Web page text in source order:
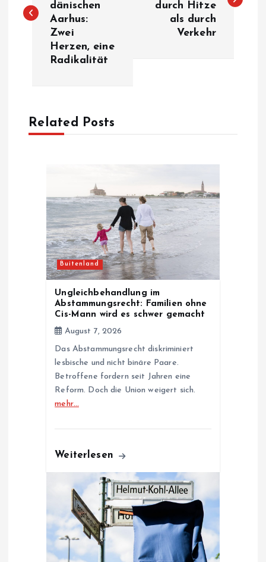
s
v
dänischen
Aarhus:
Zwei
Herzen, eine
Radikalität
durch Hitze
als durch
Verkehr
Related Posts
Buitenland
Ungleichbehandlung im
Abstammungsrecht: Familien ohne
Cis-Mann wird es schwer gemacht
August 7, 2026
Das Abstammungsrecht diskriminiert
lesbische und nicht binäre Paare.
Betroffene fordern seit Jahren eine
Reform. Doch die Union weigert sich.
mehr…
Weiterlesen